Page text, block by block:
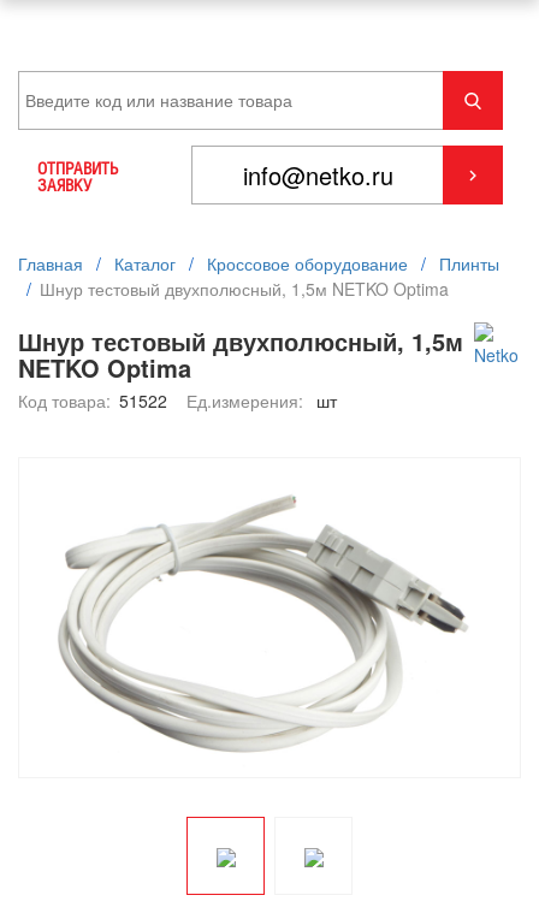
ОТПРАВИТЬ
ЗАЯВКУ
Главная / Каталог / Кроссовое оборудование / Плинты
/ Шнур тестовый двухполюсный, 1,5м NETKO Optima
Шнур тестовый двухполюсный, 1,5м
NETKO Optima
Код товара: 51522 Ед.измерения: шт